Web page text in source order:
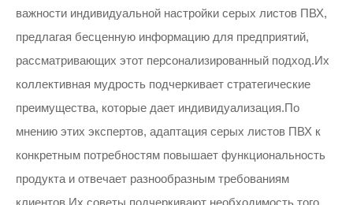
важности индивидуальной настройки серых листов ПВХ,
предлагая бесценную информацию для предприятий,
рассматривающих этот персонализированный подход.Их
коллективная мудрость подчеркивает стратегические
преимущества, которые дает индивидуализация.По
мнению этих экспертов, адаптация серых листов ПВХ к
конкретным потребностям повышает функциональность
продукта и отвечает разнообразным требованиям
клиентов.Их советы подчеркивают необходимость того,